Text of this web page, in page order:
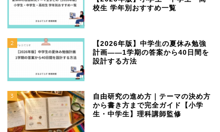
校生 学年別おすすめ一覧
2
【2026年版】中学生の夏休み勉強
計画——1学期の答案から40日間を
設計する方法
3
自由研究の進め方｜テーマの決め方
から書き方まで完全ガイド【小学
生・中学生】理科講師監修